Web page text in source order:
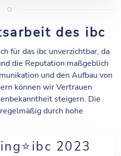
des ibc
für das ibc unverzichtbar, da
die Reputation maßgeblich
und den Aufbau von
können wir Vertrauen
steigern. Die
durch hohe
2023